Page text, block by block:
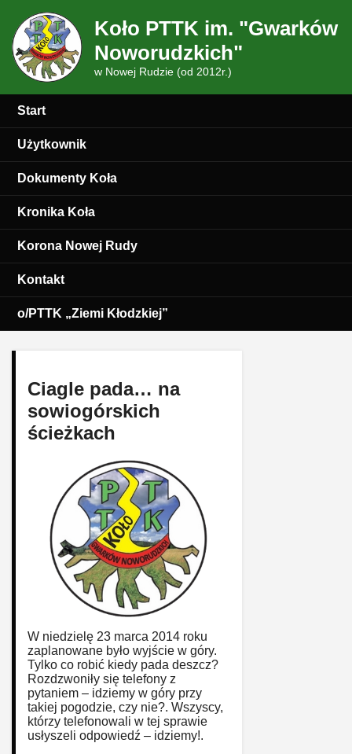
Koło PTTK im. "Gwarków
Noworudzkich"
w Nowej Rudzie (od 2012r.)
Start
Użytkownik
Dokumenty Koła
Kronika Koła
Korona Nowej Rudy
Kontakt
o/PTTK „Ziemi Kłodzkiej”
Ciagle pada… na
sowiogórskich
ścieżkach
W niedzielę 23 marca 2014 roku
zaplanowane było wyjście w góry.
Tylko co robić kiedy pada deszcz?
Rozdzwoniły się telefony z
pytaniem – idziemy w góry przy
takiej pogodzie, czy nie?. Wszyscy,
którzy telefonowali w tej sprawie
usłyszeli odpowiedź – idziemy!.